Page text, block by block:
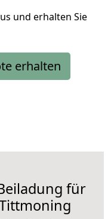
und erhalten Sie
erhalten
für